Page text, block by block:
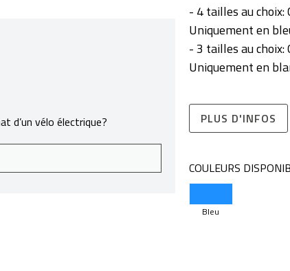
d’un vélo électrique?
- 4 tailles au choix:
Uniquement en
- 3 tailles au
Uniquement en
PLUS D'INFOS
COULEURS
Bleu